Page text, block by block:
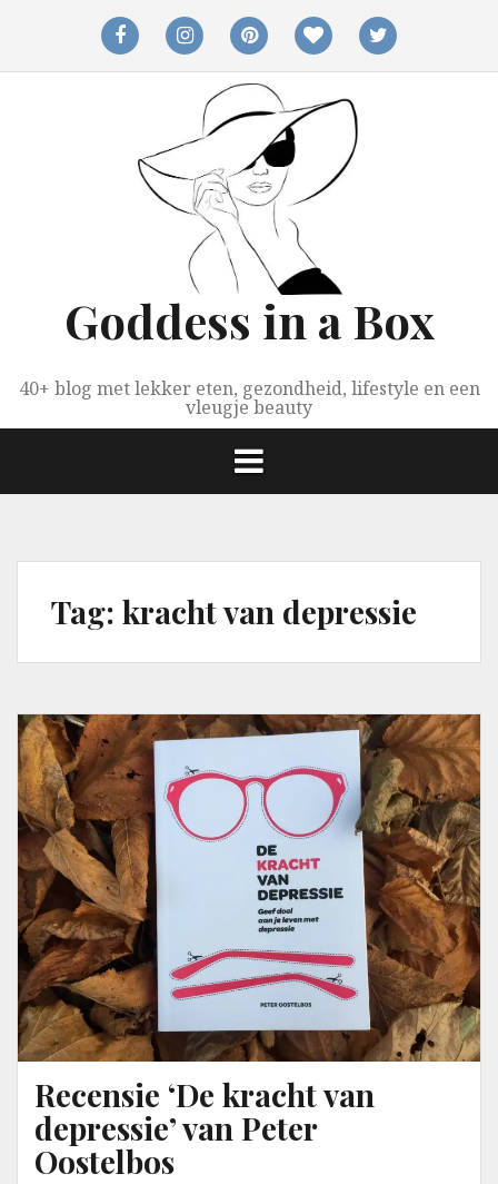
facebookinstagrampinterestbloglovintwitter
Goddess in a Box
40+ blog met lekker eten, gezondheid, lifestyle en een
vleugje beauty
Tag: kracht van depressie
Recensie ‘De kracht van
depressie’ van Peter
Oostelbos